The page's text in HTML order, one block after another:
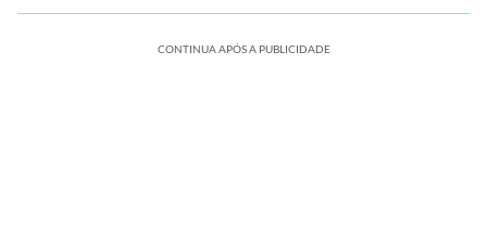
CONTINUA APÓS A PUBLICIDADE